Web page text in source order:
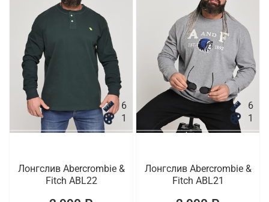
6
1
Лонгслив Abercrombie &
Fitch ABL22
6
1
Лонгслив Abercrombie &
Fitch ABL21